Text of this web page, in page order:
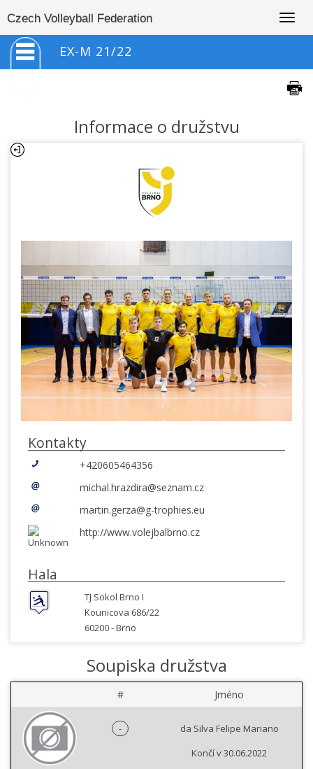
Czech Volleyball Federation
EX-M 21/22
Informace o družstvu
Kontakty
+420605464356
michal.hrazdira@seznam.cz
martin.gerza@g-trophies.eu
http://www.volejbalbrno.cz
Hala
TJ Sokol Brno I
Kounicova 686/22
60200 -Brno
Soupiska družstva
# Jméno
-
da Silva Felipe Mariano
Končí v 30.06.2022